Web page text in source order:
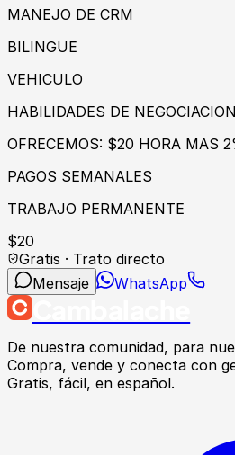
MANEJO DE CRM
BILINGUE
VEHICULO
HABILIDADES DE NEGOCIACION
OFRECEMOS: $20 HORA MAS
PAGOS SEMANALES
TRABAJO PERMANENTE
$20
Gratis · Trato directo
Mensaje
WhatsApp
De nuestra comunidad, para
Compra, vende y conecta con
Gratis, fácil, en español.